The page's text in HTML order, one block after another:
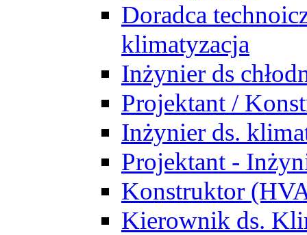
Doradca
klimatyzacja
Inżynier ds
Projektant /
Inżynier ds.
Projektant -
Konstruktor
Kierownik ds.